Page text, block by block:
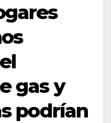
gas y
podrían